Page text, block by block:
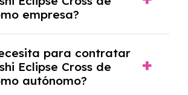
pago inicial.
empresa?
financiera y, en algunos
de solvencia de la empresa
para contratar
Eclipse Cross de
autónomo?